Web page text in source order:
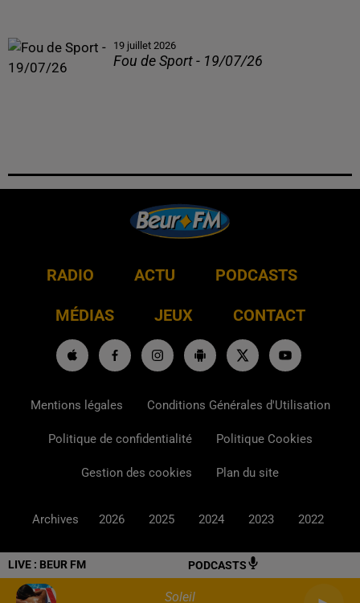
LIVE : BEUR FM PODCASTS
Soleil
19 juillet 2026
Fou de Sport - 19/07/26
RADIO ACTU PODCASTS
MÉDIAS JEUX CONTACT
Mentions légales Conditions Générales d'Utilisation
Politique de confidentialité Politique Cookies
Gestion des cookies Plan du site
Archives 2026 2025 2024 2023 2022